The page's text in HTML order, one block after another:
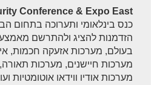
Conference & Expo East
כנס בינלאומי ותערוכה בתחום
הזדמנות להציג ולהתרשם
בעולם, מערכות אזעקה חכמות,
מערכות חיישנים, מערכות תאורה,
מערכות אודיו ווידאו אוטומטיות